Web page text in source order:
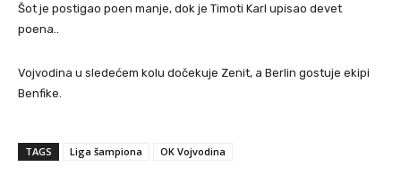
Šot je postigao poen manje, dok je Timoti Karl upisao devet
poena..
Vojvodina u sledećem kolu dočekuje Zenit, a Berlin gostuje ekipi
Benfike.
TAGS Liga šampiona OK Vojvodina